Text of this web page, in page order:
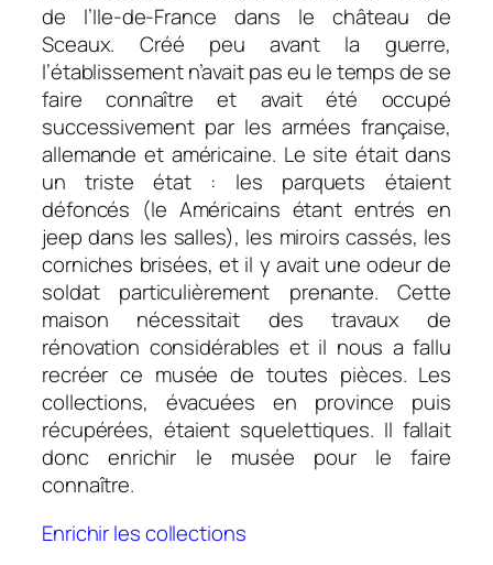
de l’Ile-de-France dans le château de
Sceaux. Créé peu avant la guerre,
l’établissement n’avait pas eu le temps de se
faire connaître et avait été occupé
successivement par les armées française,
allemande et américaine. Le site était dans
un triste état : les parquets étaient
défoncés (le Américains étant entrés en
jeep dans les salles), les miroirs cassés, les
corniches brisées, et il y avait une odeur de
soldat particulièrement prenante. Cette
maison nécessitait des travaux de
rénovation considérables et il nous a fallu
recréer ce musée de toutes pièces. Les
collections, évacuées en province puis
récupérées, étaient squelettiques. Il fallait
donc enrichir le musée pour le faire
connaître.
Enrichir les collections